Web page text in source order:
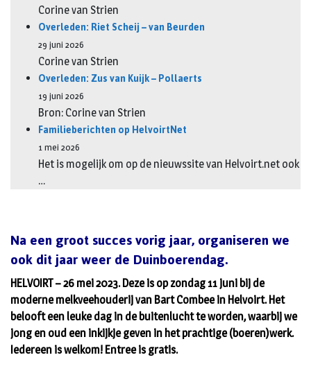
Corine van Strien
Overleden: Riet Scheij – van Beurden
29 juni 2026
Corine van Strien
Overleden: Zus van Kuijk – Pollaerts
19 juni 2026
Bron: Corine van Strien
Familieberichten op HelvoirtNet
1 mei 2026
Het is mogelijk om op de nieuwssite van Helvoirt.net ook
…
Na een groot succes vorig jaar, organiseren we
ook dit jaar weer de Duinboerendag.
HELVOIRT – 26 mei 2023. Deze is op zondag 11 juni bij de
moderne melkveehouderij van Bart Combee in Helvoirt. Het
belooft een leuke dag in de buitenlucht te worden, waarbij we
jong en oud een inkijkje geven in het prachtige (boeren)werk.
Iedereen is welkom! Entree is gratis.